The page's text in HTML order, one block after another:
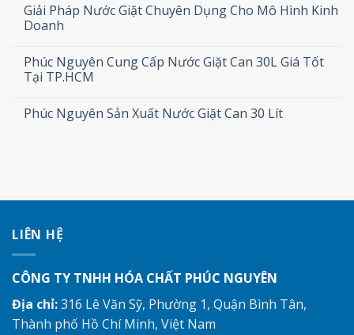
Giải Pháp Nước Giặt Chuyên Dụng Cho Mô Hình Kinh
Doanh
Phúc Nguyên Cung Cấp Nước Giặt Can 30L Giá Tốt
Tại TP.HCM
Phúc Nguyên Sản Xuất Nước Giặt Can 30 Lít
LIÊN HỆ
CÔNG TY TNHH HÓA CHẤT PHÚC NGUYÊN
Địa chỉ:316 Lê Văn Sỹ, Phường 1, Quận Bình Tân,
Thành phố Hồ Chí Minh, Việt Nam